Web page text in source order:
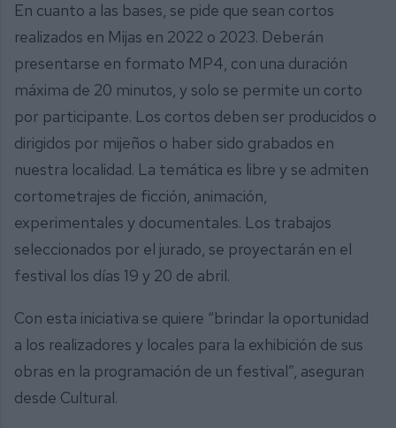
En cuanto a las bases, se pide que sean cortos
realizados en Mijas en 2022 o 2023. Deberán
presentarse en formato MP4, con una duración
máxima de 20 minutos, y solo se permite un corto
por participante. Los cortos deben ser producidos o
dirigidos por mijeños o haber sido grabados en
nuestra localidad. La temática es libre y se admiten
cortometrajes de ficción, animación,
experimentales y documentales. Los trabajos
seleccionados por el jurado, se proyectarán en el
festival los días 19 y 20 de abril.
Con esta iniciativa se quiere “brindar la oportunidad
a los realizadores y locales para la exhibición de sus
obras en la programación de un festival”, aseguran
desde Cultural.